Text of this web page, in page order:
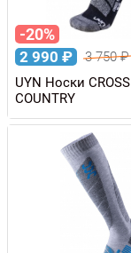
-20%
2 990 ₽ 3 750₽
UYN Носки CROSS
COUNTRY